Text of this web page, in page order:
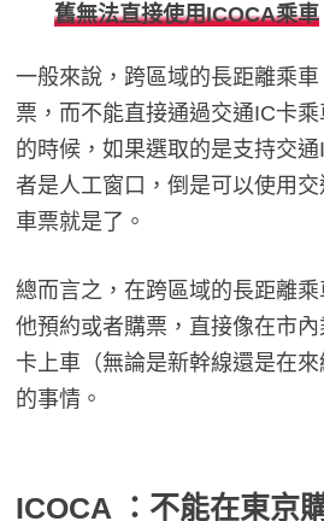
舊無法直接使用ICOCA乘車
一般來說，跨區域的長距離乘
票，而不能直接通過交通IC卡
的時候，如果選取的是支持交
者是人工窗口，倒是可以使用
車票就是了。
總而言之，在跨區域的長距離
他預約或者購票，直接像在市
卡上車（無論是新幹線還是在
的事情。
ICOCA ：不能在東京